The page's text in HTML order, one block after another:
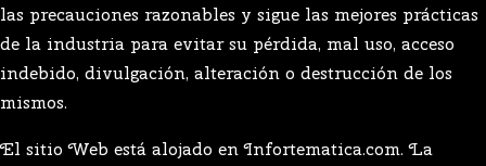
las precauciones razonables y sigue las mejores prácticas
de la industria para evitar su pérdida, mal uso, acceso
indebido, divulgación, alteración o destrucción de los
mismos.
El sitio Web está alojado en Infortematica.com. La